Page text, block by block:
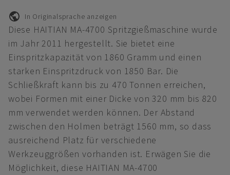
In Originalsprache anzeigen
Diese HAITIAN MA-4700 Spritzgießmaschine wurde
im Jahr 2011 hergestellt. Sie bietet eine
Einspritzkapazität von 1860 Gramm und einen
starken Einspritzdruck von 1850 Bar. Die
Schließkraft kann bis zu 470 Tonnen erreichen,
wobei Formen mit einer Dicke von 320 mm bis 820
mm verwendet werden können. Der Abstand
zwischen den Holmen beträgt 1560 mm, so dass
ausreichend Platz für verschiedene
Werkzeuggrößen vorhanden ist. Erwägen Sie die
Möglichkeit, diese HAITIAN MA-4700